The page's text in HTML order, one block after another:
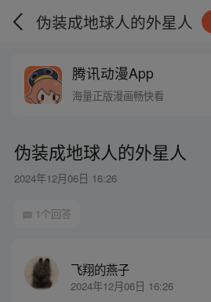
伪装成地球人的外星人
腾讯动漫App
海量正版漫画畅快看
伪装成地球人的外星人
2024年12月06日 16:26
1个回答
飞翔的燕子
2024年12月06日 16:26